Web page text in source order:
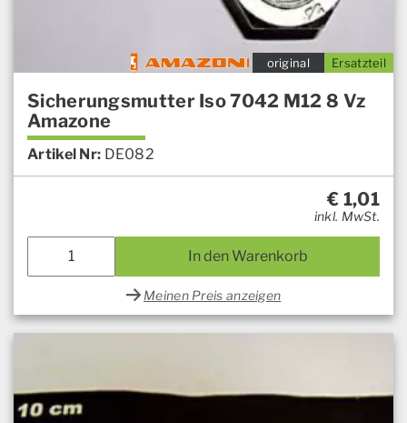
Ersatzteil
original
Sicherungsmutter Iso 7042 M12 8 Vz
Amazone
Artikel Nr: DE082
€ 1,01
inkl. MwSt.
In den Warenkorb
Meinen Preis anzeigen